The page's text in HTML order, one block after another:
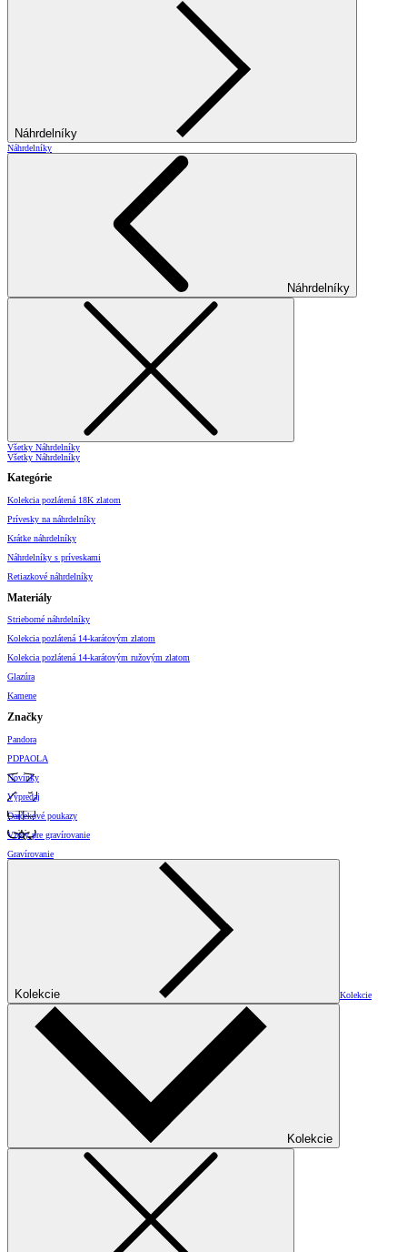
Náhrdelníky
Náhrdelníky
Náhrdelníky
Všetky Náhrdelníky
Všetky Náhrdelníky
Kategórie
Kolekcia pozlátená 18K zlatom
Prívesky na náhrdelníky
Krátke náhrdelníky
Náhrdelníky s príveskami
Retiazkové náhrdelníky
Materiály
Strieborné náhrdelníky
Kolekcia pozlátená 14-karátovým zlatom
Kolekcia pozlátená 14-karátovým ružovým zlatom
Glazúra
Kamene
Značky
Pandora
PDPAOLA
Novinky
Výpredaj
Darčekové poukazy
Vzory pre gravírovanie
Gravírovanie
Kolekcie Kolekcie
Kolekcie